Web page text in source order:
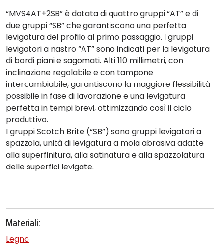
“MVS4AT+2SB” è dotata di quattro gruppi “AT” e di
due gruppi “SB” che garantiscono una perfetta
levigatura del profilo al primo passaggio. I gruppi
levigatori a nastro “AT” sono indicati per la levigatura
di bordi piani e sagomati. Alti 110 millimetri, con
inclinazione regolabile e con tampone
intercambiabile, garantiscono la maggiore flessibilità
possibile in fase di lavorazione e una levigatura
perfetta in tempi brevi, ottimizzando così il ciclo
produttivo.
I gruppiScotch Brite (“SB”) sono gruppi levigatori a
spazzola, unità di levigatura a mola abrasiva adatte
alla superfinitura, alla satinatura e alla spazzolatura
delle superfici levigate.
Materiali:
Legno